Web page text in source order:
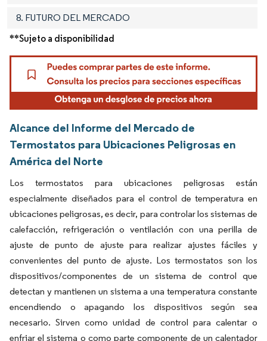
8. FUTURO DEL MERCADO
**Sujeto a disponibilidad
Alcance del Informe del Mercado de
Termostatos para Ubicaciones Peligrosas en
América del Norte
Los termostatos para ubicaciones peligrosas están
especialmente diseñados para el control de temperatura en
ubicaciones peligrosas, es decir, para controlar los sistemas de
calefacción, refrigeración o ventilación con una perilla de
ajuste de punto de ajuste para realizar ajustes fáciles y
convenientes del punto de ajuste. Los termostatos son los
dispositivos/componentes de un sistema de control que
detectan y mantienen un sistema a una temperatura constante
encendiendo o apagando los dispositivos según sea
necesario. Sirven como unidad de control para calentar o
enfriar el sistema o como parte componente de un calentador